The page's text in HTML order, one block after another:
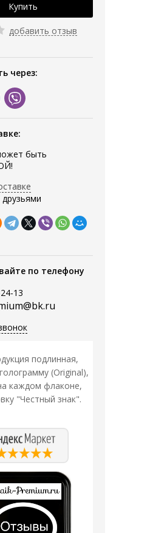
добавить отзыв
через:
быть
по телефону
13
подлинная,
(Original),
каждом флаконе,
"Честный знак".
Распродажа